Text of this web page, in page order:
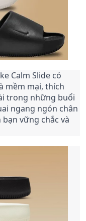
Calm Slide có
mềm mại, thích
trong những buổi
ngang ngón chân
vững chắc và